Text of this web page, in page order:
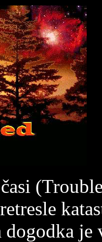
dogodka